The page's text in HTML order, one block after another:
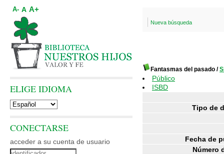
Nueva búsqueda
Fantasmas del pasado /
Público
ISBD
Tipo de
Fecha de
Número
A- A A+
ELIGE IDIOMA
CONECTARSE
acceder a su cuenta de usuario